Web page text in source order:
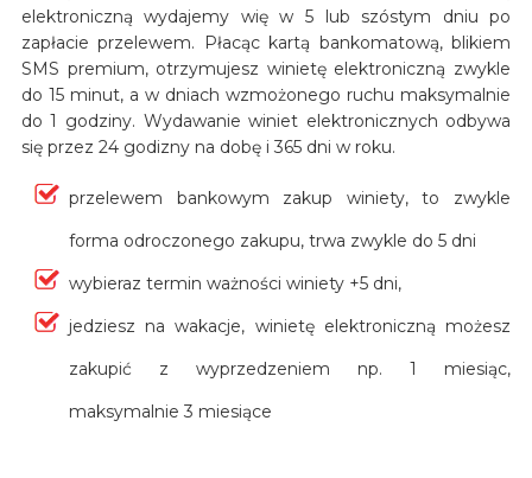
elektroniczną wydajemy wię w 5 lub szóstym dniu po
zapłacie przelewem. Płacąc kartą bankomatową, blikiem
SMS premium, otrzymujesz winietę elektroniczną zwykle
do 15 minut, a w dniach wzmożonego ruchu maksymalnie
do 1 godziny. Wydawanie winiet elektronicznych odbywa
się przez 24 godizny na dobę i 365 dni w roku.
przelewem bankowym zakup winiety, to zwykle
forma odroczonego zakupu, trwa zwykle do 5 dni
wybieraz termin ważności winiety +5 dni,
jedziesz na wakacje, winietę elektroniczną możesz
zakupić z wyprzedzeniem np. 1 miesiąc,
maksymalnie 3 miesiące